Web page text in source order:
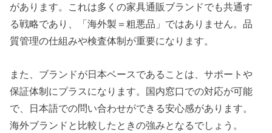
があります。これは多くの家具通販ブランドでも共通す
る戦略であり、「海外製＝粗悪品」ではありません。品
質管理の仕組みや検査体制が重要になります。
また、ブランドが日本ベースであることは、サポートや
保証体制にプラスになります。国内窓口での対応が可能
で、日本語での問い合わせができる安心感があります。
海外ブランドと比較したときの強みとなるでしょう。